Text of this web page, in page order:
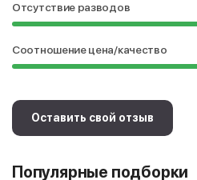
Отсутствие разводов
Соотношение цена/качество
Оставить свой отзыв
Популярные подборки